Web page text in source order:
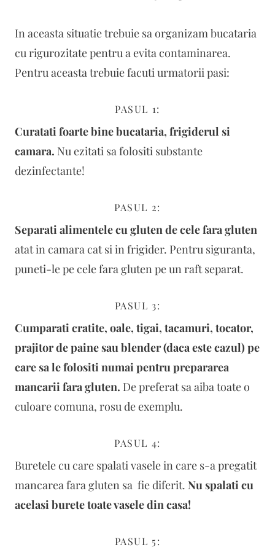
In aceasta situatie trebuie sa organizam bucataria
cu rigurozitate pentru a evita contaminarea.
Pentru aceasta trebuie facuti urmatorii pasi:
PASUL 1:
Curatati foarte bine bucataria, frigiderul si
camara. Nu ezitati sa folositi substante
dezinfectante!
PASUL 2:
Separati alimentele cu gluten de cele fara gluten
atat in camara cat si in frigider. Pentru siguranta,
puneti-le pe cele fara gluten pe un raft separat.
PASUL 3:
Cumparati cratite, oale, tigai, tacamuri, tocator,
prajitor de paine sau blender (daca este cazul) pe
care sa le folositi numai pentru prepararea
mancarii fara gluten. De preferat sa aiba toate o
culoare comuna, rosu de exemplu.
PASUL 4:
Buretele cu care spalati vasele in care s-a pregatit
mancarea fara gluten sa fie diferit. Nu spalati cu
acelasi burete toate vasele din casa!
PASUL 5: